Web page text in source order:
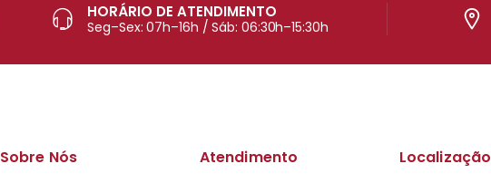
HORÁRIO DE ATENDIMENTO
Seg–Sex: 07h–16h / Sáb: 06:30h–15:30h
Sobre Nós Atendimento Localização